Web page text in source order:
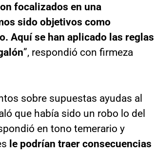
focalizados en una
sido objetivos como
Aquí se han aplicado las reglas
”, respondió con firmeza
sobre supuestas ayudas al
que había sido un robo lo del
en tono temerario y
le podrían traer consecuencias